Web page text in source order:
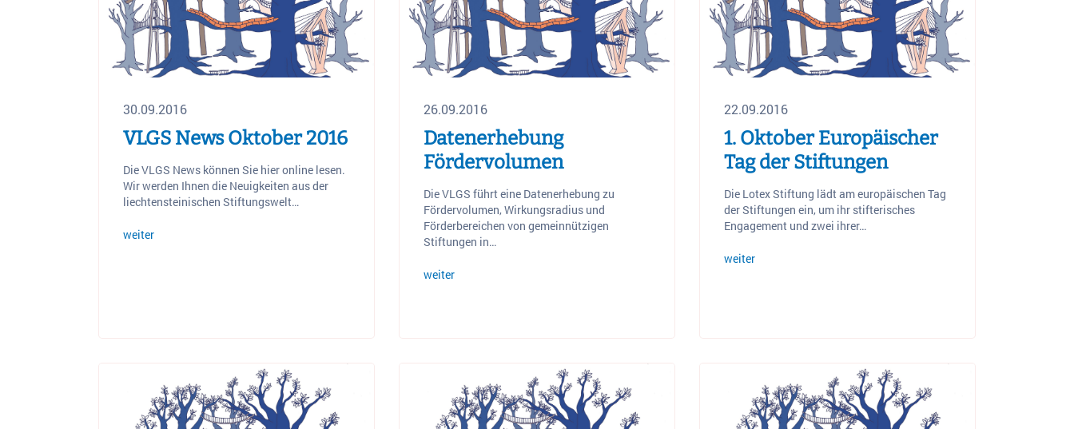
30.09.2016
VLGS News Oktober 2016
Die VLGS News können Sie hier online lesen.
Wir werden Ihnen die Neuigkeiten aus der
liechtensteinischen Stiftungswelt…
weiter
26.09.2016
Datenerhebung
Fördervolumen
Die VLGS führt eine Datenerhebung zu
Fördervolumen, Wirkungsradius und
Förderbereichen von gemeinnützigen
Stiftungen in…
weiter
22.09.2016
1. Oktober Europäischer
Tag der Stiftungen
Die Lotex Stiftung lädt am europäischen Tag
der Stiftungen ein, um ihr stifterisches
Engagement und zwei ihrer…
weiter